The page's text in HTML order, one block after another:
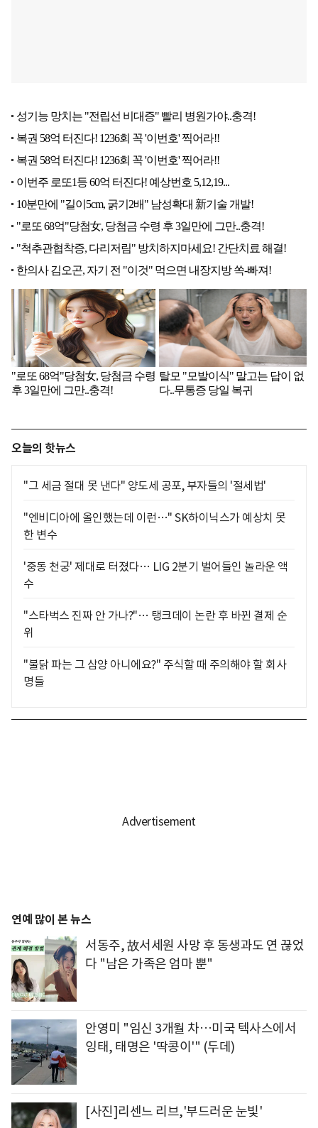
오늘의 핫뉴스
"그 세금 절대 못 낸다" 양도세 공포, 부자들의 '절세법'
"엔비디아에 올인했는데 이런…" SK하이닉스가 예상치 못
한 변수
'중동 천궁' 제대로 터졌다… LIG 2분기 벌어들인 놀라운 액
수
"스타벅스 진짜 안 가나?"… 탱크데이 논란 후 바뀐 결제 순
위
"불닭 파는 그 삼양 아니에요?" 주식할 때 주의해야 할 회사
명들
연예 많이 본 뉴스
서동주, 故서세원 사망 후 동생과도 연 끊었
다 "남은 가족은 엄마 뿐"
안영미 "임신 3개월 차…미국 텍사스에서
잉태, 태명은 '딱콩이'" (두데)
[사진]리센느 리브,'부드러운 눈빛'